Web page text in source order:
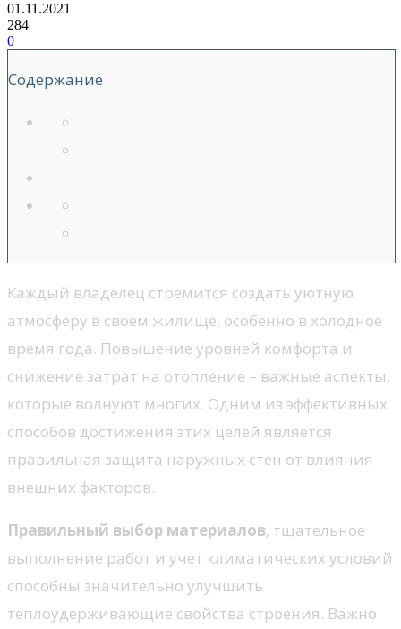
01.11.2021
284
0
Содержание
Каждый владелец стремится создать уютную
атмосферу в своем жилище, особенно в холодное
время года. Повышение уровней комфорта и
снижение затрат на отопление – важные аспекты,
которые волнуют многих. Одним из эффективных
способов достижения этих целей является
правильная защита наружных стен от влияния
внешних факторов.
Правильный выбор материалов, тщательное
выполнение работ и учет климатических условий
способны значительно улучшить
теплоудерживающие свойства строения. Важно